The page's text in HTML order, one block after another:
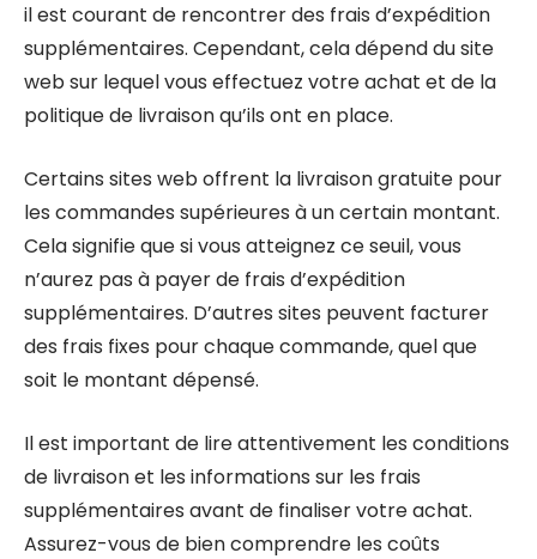
il est courant de rencontrer des frais d’expédition
supplémentaires. Cependant, cela dépend du site
web sur lequel vous effectuez votre achat et de la
politique de livraison qu’ils ont en place.
Certains sites web offrent la livraison gratuite pour
les commandes supérieures à un certain montant.
Cela signifie que si vous atteignez ce seuil, vous
n’aurez pas à payer de frais d’expédition
supplémentaires. D’autres sites peuvent facturer
des frais fixes pour chaque commande, quel que
soit le montant dépensé.
Il est important de lire attentivement les conditions
de livraison et les informations sur les frais
supplémentaires avant de finaliser votre achat.
Assurez-vous de bien comprendre les coûts